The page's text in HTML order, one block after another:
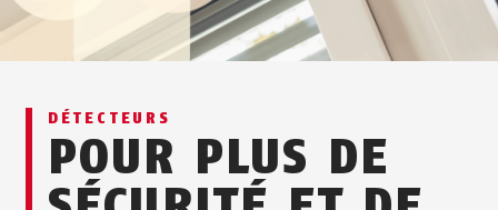
DÉTECTEURS
POUR PLUS DE